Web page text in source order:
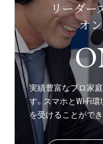
リーダー
オ
実績豊富なプロ家
す。スマホとWi-Fi
を受けることができ